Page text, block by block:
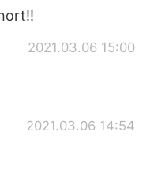
2021.03.06 15:00
2021.03.06 14:54